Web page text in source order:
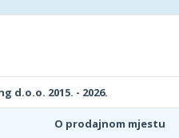
d.o.o. 2015. - 2026.
O prodajnom mjestu